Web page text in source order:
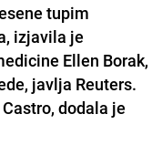
tupim
izjavila je
Ellen Borak,
javlja Reuters.
dodala je